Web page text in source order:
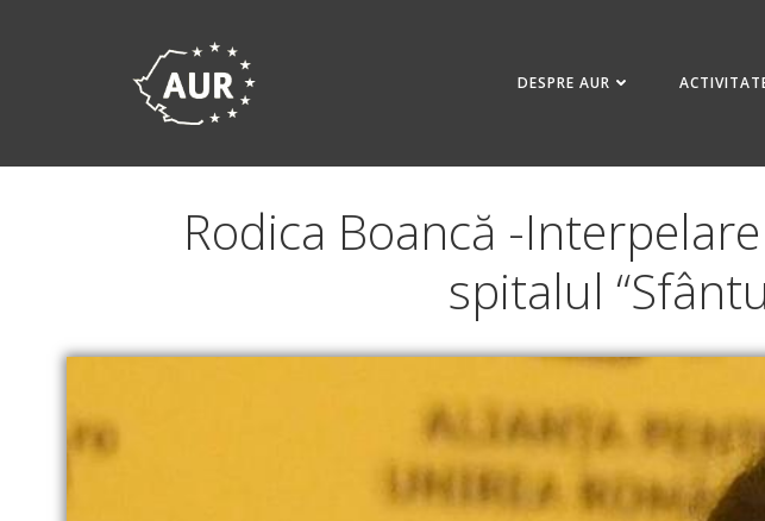
DESPRE AUR
Rodica Boancă -
spitalul